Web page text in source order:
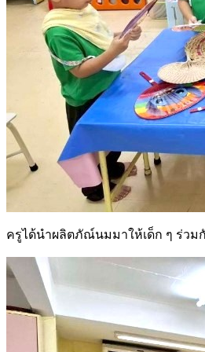
ครูได้นำผลิตภัณ์นมมาให้เด็ก ๆ ร่วม